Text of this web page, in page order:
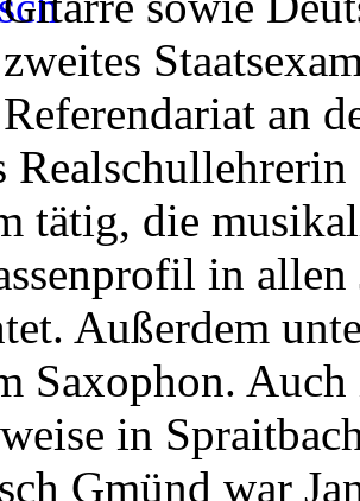
zweites
Referendariat an
tätig, die
in
Außerdem
Saxophon.
in
Gmünd war